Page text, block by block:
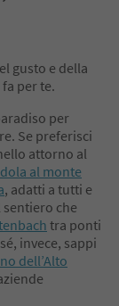
gusto e della
per te.
per
Se preferisci
attorno al
al monte
, adatti a tutti e
che
tra ponti
invece, sappi
dell’Alto